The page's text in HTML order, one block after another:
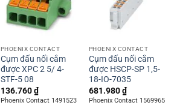
PHOENIX CONTACT
Cụm đấu nối cắm
được XPC 2 5/ 4-
STF-5 08
136.760₫
Phoenix Contact 1491523
PHOENIX CONTACT
Cụm đấu nối cắm
được HSCP-SP 1,5-
18-IO-7035
681.980₫
Phoenix Contact 1569965